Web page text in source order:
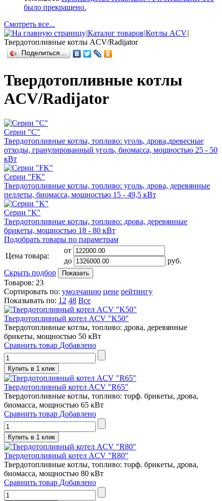
было прекращено.
Смотреть все...
|Каталог товаров|Котлы ACV|
Твердотопливные котлы ACV/Radijator
Поделиться…
Твердотопливные котлы
ACV/Radijator
Серии "C"
Твердотопливные котлы, топливо: уголь, дрова,древесные
отходы, гранулированный уголь, биомасса, мощностью 25 - 50
кВт
Серии "FK"
Твердотопливные котлы, топливо: уголь, дрова, деревянные
пеллеты, биомасса, мощностью 15 - 49,5 кВт
Серии "K"
Твердотопливные котлы, топливо: дрова, деревянные
брикеты, мощностью 18 - 80 кВт
Подобрать товары по параметрам
Цена товара:
от
до
руб.
Скрыть подбор
Товаров: 23
Сортировать по: умолчанию цене рейтингу
Показывать по: 12 48 Все
Твердотопливный котел ACV "K50"
Твердотопливные котлы, топливо: дрова, деревянные
брикеты, мощностью 50 кВт
Сравнить товар Добавлено
Купить в 1 клик
Твердотопливный котел ACV "R65"
Твердотопливные котлы, топливо: торф. брикеты, дрова,
биомасса, мощностью 65 кВт
Сравнить товар Добавлено
Купить в 1 клик
Твердотопливный котел ACV "R80"
Твердотопливные котлы, топливо: торф. брикеты, дрова,
биомасса, мощностью 80 кВт
Сравнить товар Добавлено